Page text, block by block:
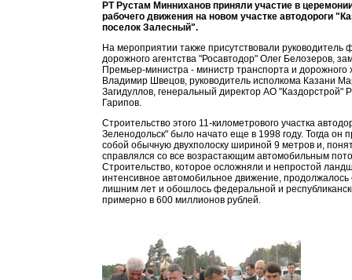
РТ Рустам Минниханов приняли участие в
рабочего движения на новом участке автодороги
поселок Залесный".
На мероприятии также присутствовали руководитель
дорожного агентства "Росавтодор" Олег Белозеров,
Премьер-министра - министр транспорта и дорожного
Владимир Швецов, руководитель исполкома Казани
Загидуллов, генеральный директор АО "Каздорстрой"
Гарипов.
Строительство этого 11-километрового участка
Зеленодольск" было начато еще в 1998 году. Тогда он
собой обычную двухполоску шириной 9 метров и,
справлялся со все возрастающим автомобильным
Строительство, которое осложняли и непростой
интенсивное автомобильное движение, продолжалось
лишним лет и обошлось федеральной и
примерно в 600 миллионов рублей.